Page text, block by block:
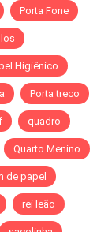
Porta Fone
Higiênico
Porta treco
quadro
Quarto Menino
de papel
rei leão